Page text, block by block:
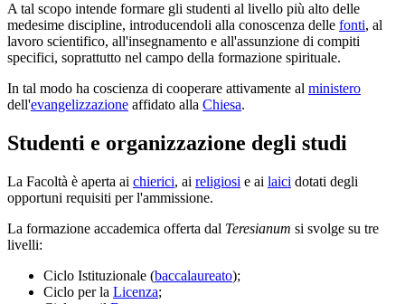
A tal scopo intende formare gli studenti al livello più alto delle
medesime discipline, introducendoli alla conoscenza delle fonti, al
lavoro scientifico, all'insegnamento e all'assunzione di compiti
specifici, soprattutto nel campo della formazione spirituale.
In tal modo ha coscienza di cooperare attivamente al ministero
dell'evangelizzazione affidato alla Chiesa.
Studenti e organizzazione degli studi
La Facoltà è aperta ai chierici, ai religiosi e ai laici dotati degli
opportuni requisiti per l'ammissione.
La formazione accademica offerta dal Teresianum si svolge su tre
livelli:
Ciclo Istituzionale (baccalaureato);
Ciclo per la Licenza;